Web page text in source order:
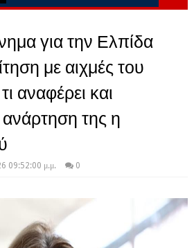
για την Ελπίδα
με αιχμές του
αναφέρει και
ανάρτηση της η
09:52:00 μ.μ. 0